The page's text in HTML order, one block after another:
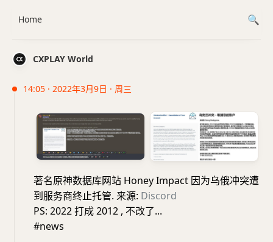
CXPLAY World
14:05 · 2022年3月9日 · 周三
著名原神数据库网站 Honey Impact 因为乌俄冲突遭
到服务商终止托管. 来源: Discord
PS: 2022 打成 2012 , 不改了...
#news
Home